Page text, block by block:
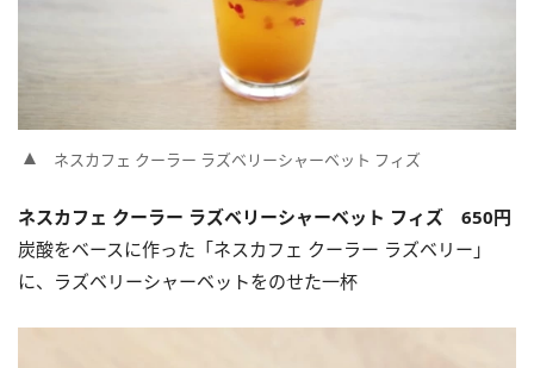
ネスカフェ クーラー ラズベリーシャーベット フィズ
ネスカフェ クーラー ラズベリーシャーベット フィズ 650円
炭酸をベースに作った「ネスカフェ クーラー ラズベリー」
に、ラズベリーシャーベットをのせた一杯